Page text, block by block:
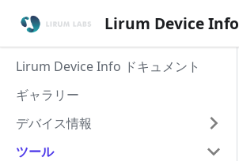
Lirum Device Info
Lirum Device Info ドキュメント
ギャラリー
デバイス情報
ツール